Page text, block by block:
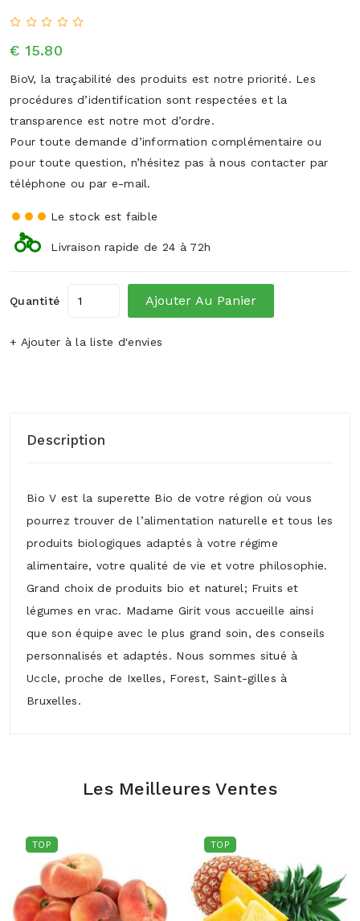
€ 15.80
BioV, la traçabilité des produits est notre priorité. Les
procédures d’identification sont respectées et la
transparence est notre mot d’ordre.
Pour toute demande d’information complémentaire ou
pour toute question, n’hésitez pas à nous contacter par
téléphone ou par e-mail.
Le stock est faible
Livraison rapide de 24 à 72h
Quantité Ajouter Au Panier
+ Ajouter à la liste d'envies
Description
Bio V est la superette Bio de votre région où vous
pourrez trouver de l’alimentation naturelle et tous les
produits biologiques adaptés à votre régime
alimentaire, votre qualité de vie et votre philosophie.
Grand choix de produits bio et naturel; Fruits et
légumes en vrac. Madame Girit vous accueille ainsi
que son équipe avec le plus grand soin, des conseils
personnalisés et adaptés. Nous sommes situé à
Uccle, proche de Ixelles, Forest, Saint-gilles à
Bruxelles.
Les Meilleures Ventes
TOP TOP